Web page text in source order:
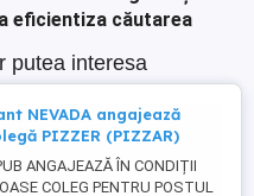
eficientiza căutarea
putea interesa
NEVADA angajează
PIZZER (PIZZAR)
ANGAJEAZĂ ÎN CONDIȚII
COLEG PENTRU POSTUL